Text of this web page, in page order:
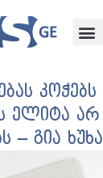
კოჭებს
ელიტა არ
– გია